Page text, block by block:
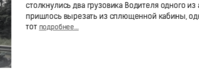
столкнулись два грузовика Водителя одного из
пришлось вырезать из сплющенной кабины,
тот подробнее...